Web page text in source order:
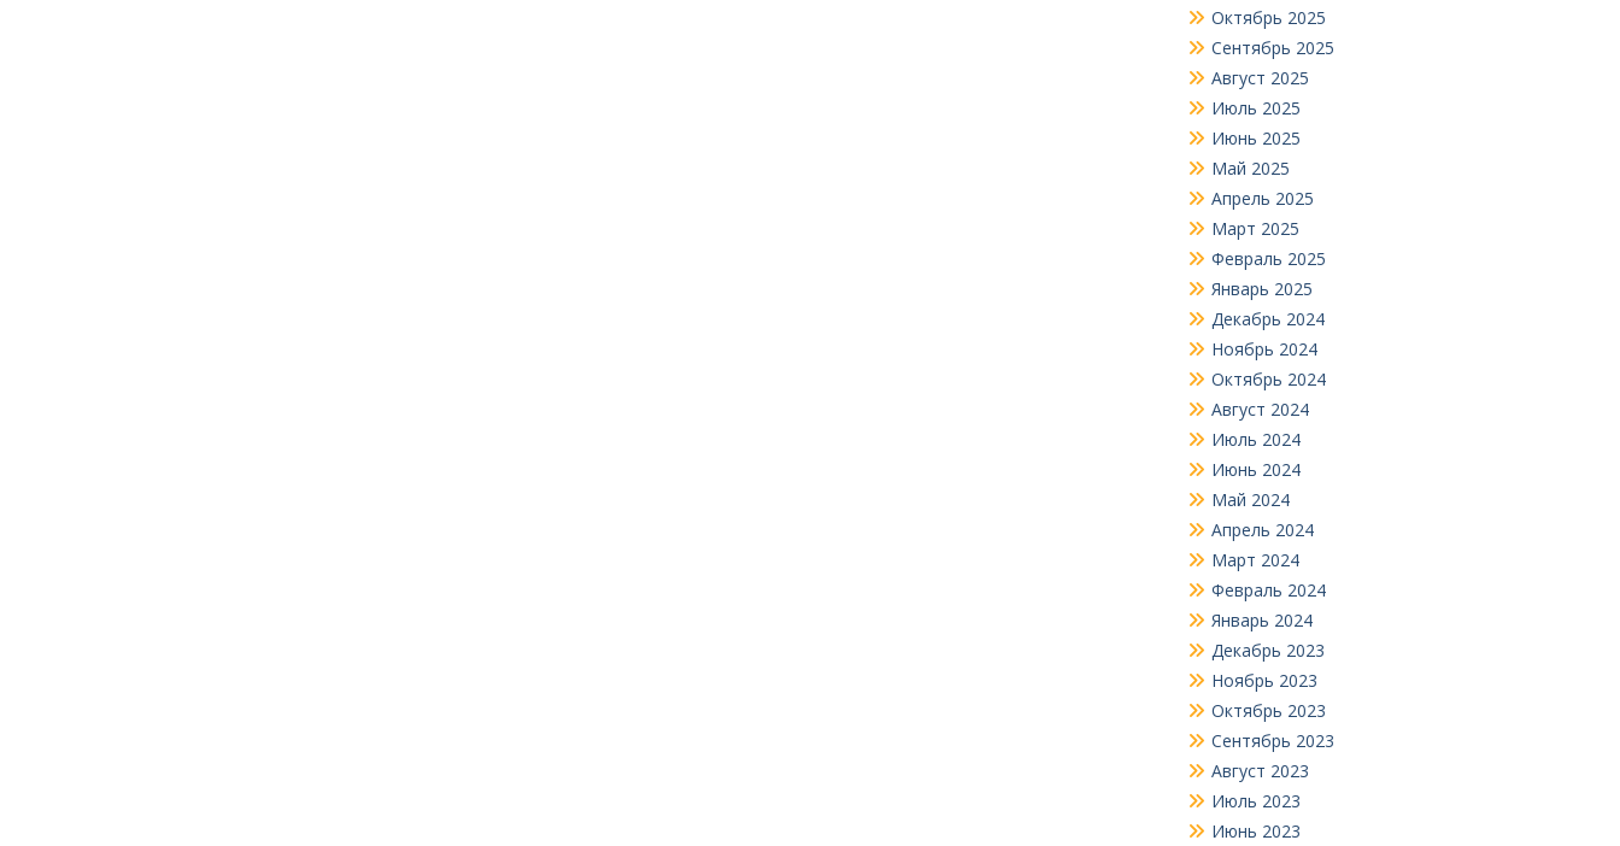
Октябрь 2025
Сентябрь 2025
Август 2025
Июль 2025
Июнь 2025
Май 2025
Апрель 2025
Март 2025
Февраль 2025
Январь 2025
Декабрь 2024
Ноябрь 2024
Октябрь 2024
Август 2024
Июль 2024
Июнь 2024
Май 2024
Апрель 2024
Март 2024
Февраль 2024
Январь 2024
Декабрь 2023
Ноябрь 2023
Октябрь 2023
Сентябрь 2023
Август 2023
Июль 2023
Июнь 2023